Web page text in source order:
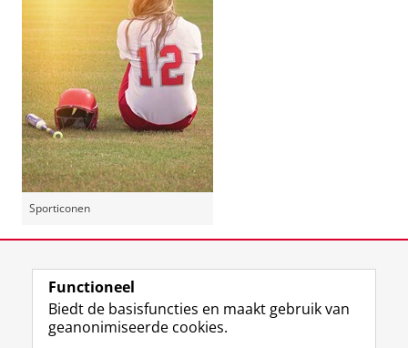
Sporticonen
Functioneel
Biedt de basisfuncties en maakt gebruik van
geanonimiseerde cookies.